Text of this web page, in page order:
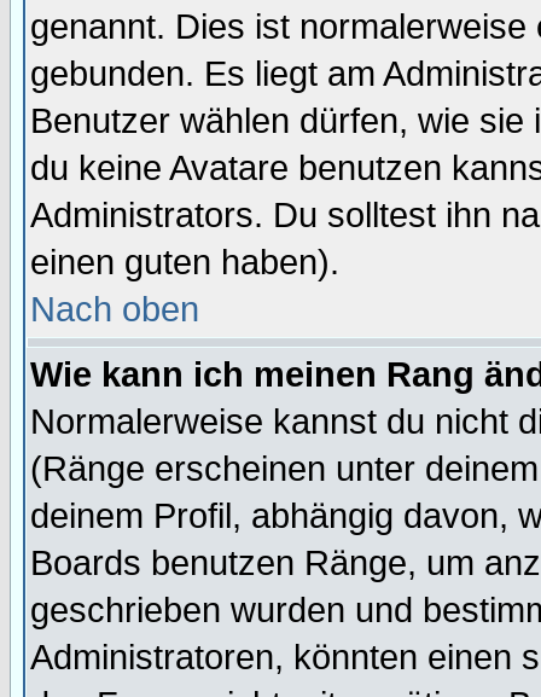
genannt. Dies ist
gebunden. Es liegt am
Benutzer wählen dürfen, wie
du keine Avatare benutzen
Administrators. Du solltest ihn
einen guten haben).
Nach oben
Wie kann ich meinen Rang
Normalerweise kannst du nicht
(Ränge erscheinen unter
deinem Profil, abhängig davon,
Boards benutzen Ränge, um
geschrieben wurden und
Administratoren, könnten einen